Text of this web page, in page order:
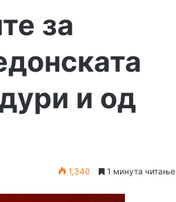
за
и од
1,340 1 минута читање